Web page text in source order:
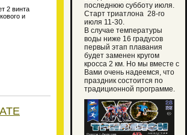
последнюю субботу июля.
Старт триатлона 28-го
июля 11-30.
В случае температуры
воды ниже 16 градусов
первый этап плавания
будет заменен кругом
кросса 2 км. Но мы вместе с
Вами очень надеемся, что
праздник состоится по
традиционной программе.
2 винта
и